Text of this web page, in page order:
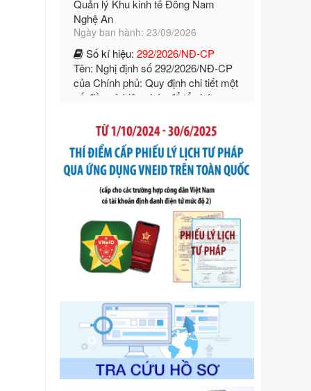
Số kí hiệu:292/2026/NĐ-CP
Tên: Nghị định số 292/2026/NĐ-CP
của Chính phủ: Quy định chi tiết một
số điều và biện pháp để tổ chức,
hướng dẫn thi hành Luật Quản lý
ngoại thương
Ngày ban hành: 21/07/2026
Số kí hiệu:
Tên: Nghị định số 292/2026/NĐ-CP
của Chính phủ: Quy định chi tiết một
số điều và biện pháp để tổ chức,
hướng dẫn thi hành Luật Quản lý
ngoại thương
Ngày ban hành: 21/07/2026
Số kí hiệu:105/2026/TT-BTC
Tên: Thông tư số 105/2026/TT-BTC
của Bộ Tài chính: Bãi bỏ Thông tư số
87/2019/TT- BТC ngày 19 tháng 12
năm 2019 của Bộ trưởng Bộ Tài
chính hướng dẫn thực hiện xử phạt
vi phạm hành chính trong lĩnh vực
kho bạc nhà nước
Ngày ban hành: 21/07/2026
Số kí hiệu:291/2026/NĐ-CP
Tên: Nghị định số 291/2026/NĐ-CP